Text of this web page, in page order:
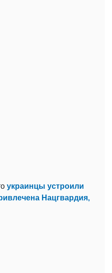
украинцы устроили
Нацгвардия,